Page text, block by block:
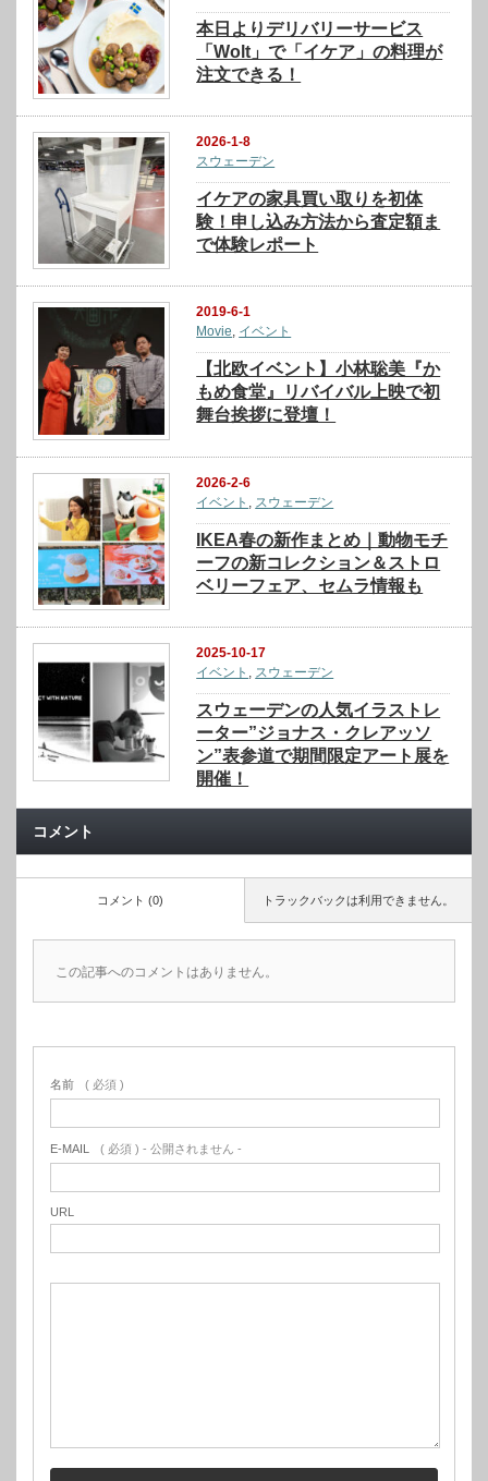
本日よりデリバリーサービス
「Wolt」で「イケア」の料理が
注文できる！
2026-1-8
スウェーデン
イケアの家具買い取りを初体
験！申し込み方法から査定額ま
で体験レポート
2019-6-1
Movie, イベント
【北欧イベント】小林聡美『か
もめ食堂』リバイバル上映で初
舞台挨拶に登壇！
2026-2-6
イベント
スウェーデン
IKEA春の新作まとめ｜動物モチ
ーフの新コレクション＆ストロ
ベリーフェア、セムラ情報も
2025-10-17
イベント , スウェーデン
スウェーデンの人気イラストレ
ーター”ジョナス・クレアッソ
ン”表参道で期間限定アート展を
開催！
コメント
トラックバックは利用できません。
コメント (0)
この記事へのコメントはありません。
名前 ( 必須 )
E-MAIL ( 必須 ) - 公開されません -
URL